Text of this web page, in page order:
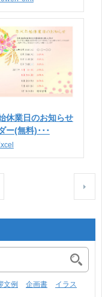
休業日のお知らせ
ー(無料)･･･
文例 企画書
イラス